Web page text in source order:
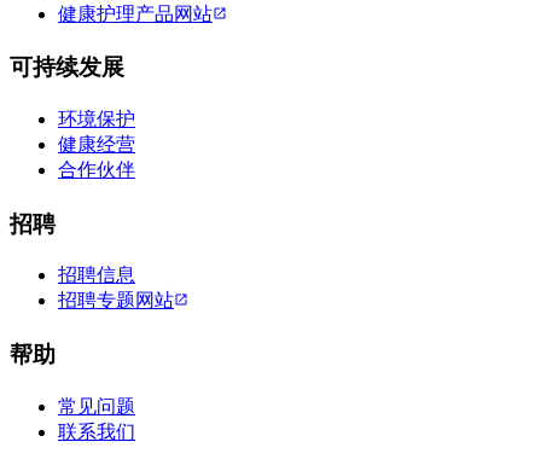
健康护理产品网站
可持续发展
环境保护
健康经营
合作伙伴
招聘
招聘信息
招聘专题网站
帮助
常见问题
联系我们